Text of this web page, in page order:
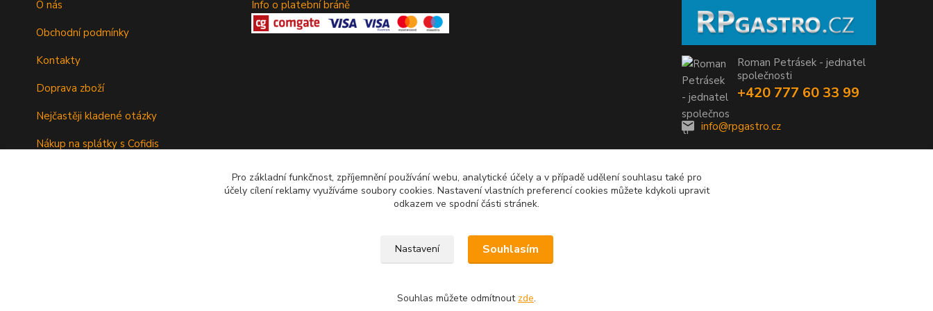
O nás
Obchodní podmínky
Kontakty
Doprava zboží
Nejčastěji kladené otázky
Nákup na splátky s Cofidis
Info o platební bráně
Roman Petrásek - jednatel
společnosti
+420 777 60 33 99
info@rpgastro.cz
Upravit sběr cookies.
Pro základní funkčnost, zpříjemnění používání webu, analytické účely a v případě udělení souhlasu také pro
účely cílení reklamy využíváme soubory cookies. Nastavení vlastních preferencí cookies můžete kdykoli upravit
odkazem ve spodní části stránek.
Nastavení Souhlasím
Souhlas můžete odmítnout zde.